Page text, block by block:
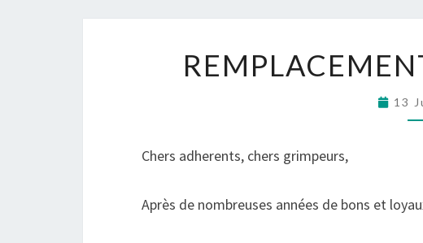
13
Chers adherents, chers grimpeurs,
Après de nombreuses années de bons et